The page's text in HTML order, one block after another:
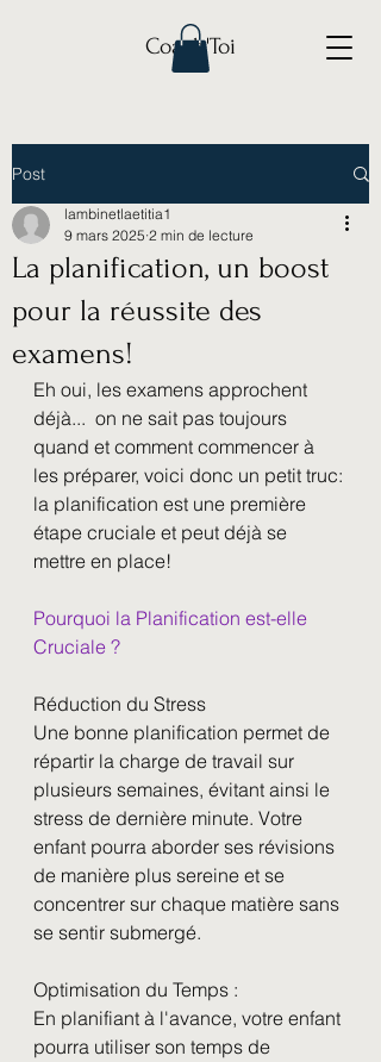
Coach'Toi
Post
La planification, un boost
pour la réussite des
examens!
lambinetlaetitia1
9 mars 2025 2 min de lecture
Eh oui, les examens approchent
déjà...  on ne sait pas toujours
quand et comment commencer à
les préparer, voici donc un petit truc:
la planification est une première
étape cruciale et peut déjà se
mettre en place!
Pourquoi la Planification est-elle
Cruciale ?
Réduction du Stress
Une bonne planification permet de
répartir la charge de travail sur
plusieurs semaines, évitant ainsi le
stress de dernière minute. Votre
enfant pourra aborder ses révisions
de manière plus sereine et se
concentrer sur chaque matière sans
se sentir submergé.
Optimisation du Temps :
En planifiant à l'avance, votre enfant
pourra utiliser son temps de